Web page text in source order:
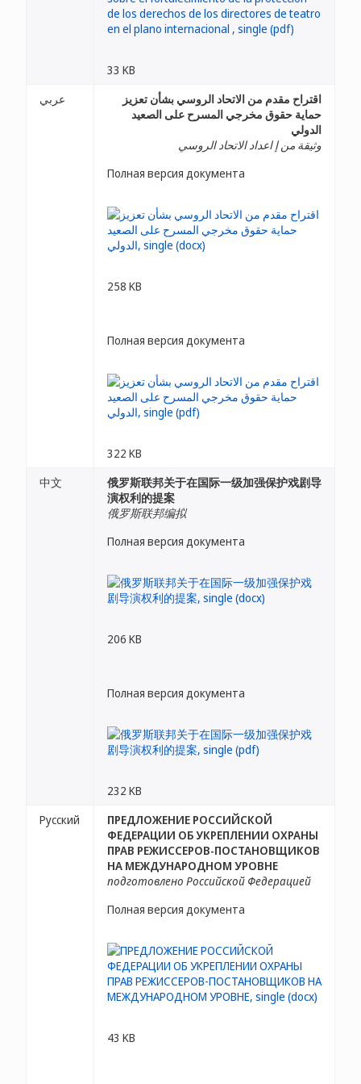
33 KB
عربي
اقتراح مقدم من الاتحاد الروسي بشأن تعزيز
حماية حقوق مخرجي المسرح على الصعيد
الدولي
وثيقة من إ اعداد الاتحاد الروسي
Полная версия документа
258 KB
Полная версия документа
322 KB
中文
俄罗斯联邦关于在国际一级加强保护戏剧导
演权利的提案
俄罗斯联邦编拟
Полная версия документа
206 KB
Полная версия документа
232 KB
Русский
ПРЕДЛОЖЕНИЕ РОССИЙСКОЙ
ФЕДЕРАЦИИ ОБ УКРЕПЛЕНИИ ОХРАНЫ
ПРАВ РЕЖИССЕРОВ-ПОСТАНОВЩИКОВ
НА МЕЖДУНАРОДНОМ УРОВНЕ
подготовлено Российской Федерацией
Полная версия документа
43 KB